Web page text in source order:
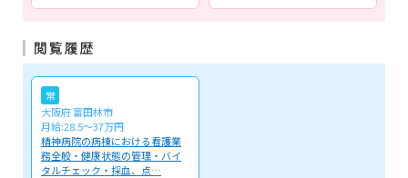
常
大阪府 富田林市
月給:28.5～37万円
精神病院の病棟における看護業
務全般・健康状態の管理・バイ
タルチェック・採血、点…